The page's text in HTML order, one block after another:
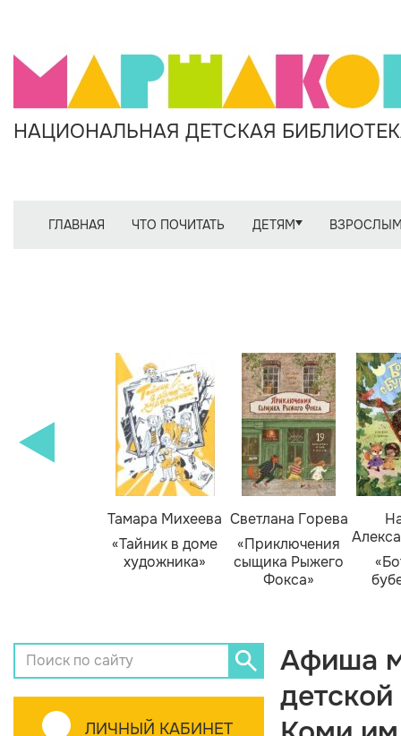
НАЦИОНАЛЬНАЯ ДЕТСКАЯ
ГЛАВНАЯ ЧТО ПОЧИТАТЬ ДЕТЯМ
Тамара Михеева
«Тайник в доме
художника»
Светлана Горева
«Приключения
сыщика Рыжего
Фокса»
ЛИЧНЫЙ КАБИНЕТ
Афиша